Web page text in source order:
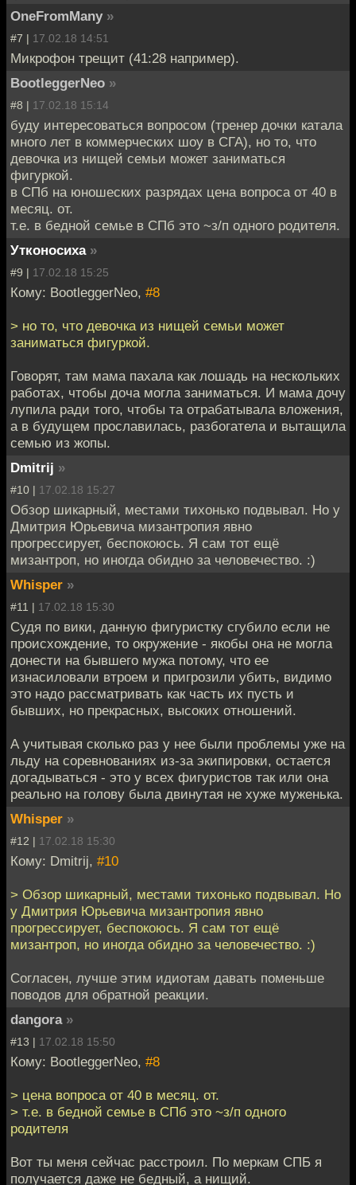
OneFromMany »
#7 | 17.02.18 14:51
Микрофон трещит (41:28 например).
BootleggerNeo »
#8 | 17.02.18 15:14
буду интересоваться вопросом (тренер дочки катала
много лет в коммерческих шоу в СГА), но то, что
девочка из нищей семьи может заниматься
фигуркой.
в СПб на юношеских разрядах цена вопроса от 40 в
месяц. от.
т.е. в бедной семье в СПб это ~з/п одного родителя.
Утконосиха »
#9 | 17.02.18 15:25
Кому: BootleggerNeo, #8
> но то, что девочка из нищей семьи может
заниматься фигуркой.
Говорят, там мама пахала как лошадь на нескольких
работах, чтобы доча могла заниматься. И мама дочу
лупила ради того, чтобы та отрабатывала вложения,
а в будущем прославилась, разбогатела и вытащила
семью из жопы.
Dmitrij »
#10 | 17.02.18 15:27
Обзор шикарный, местами тихонько подвывал. Но у
Дмитрия Юрьевича мизантропия явно
прогрессирует, беспокоюсь. Я сам тот ещё
мизантроп, но иногда обидно за человечество. :)
Whisper »
#11 | 17.02.18 15:30
Судя по вики, данную фигуристку сгубило если не
происхождение, то окружение - якобы она не могла
донести на бывшего мужа потому, что ее
изнасиловали втроем и пригрозили убить, видимо
это надо рассматривать как часть их пусть и
бывших, но прекрасных, высоких отношений.
А учитывая сколько раз у нее были проблемы уже на
льду на соревнованиях из-за экипировки, остается
догадываться - это у всех фигуристов так или она
реально на голову была двинутая не хуже муженька.
Whisper »
#12 | 17.02.18 15:30
Кому: Dmitrij, #10
> Обзор шикарный, местами тихонько подвывал. Но
у Дмитрия Юрьевича мизантропия явно
прогрессирует, беспокоюсь. Я сам тот ещё
мизантроп, но иногда обидно за человечество. :)
Согласен, лучше этим идиотам давать поменьше
поводов для обратной реакции.
dangora »
#13 | 17.02.18 15:50
Кому: BootleggerNeo, #8
> цена вопроса от 40 в месяц. от.
> т.е. в бедной семье в СПб это ~з/п одного
родителя
Вот ты меня сейчас расстроил. По меркам СПБ я
получается даже не бедный, а нищий.